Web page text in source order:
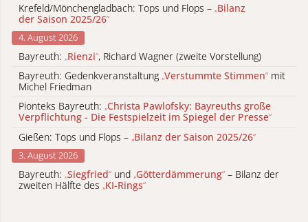
Krefeld/Mönchengladbach: Tops und Flops – „Bilanz
der Saison 2025/26“
4. August 2026
Bayreuth: „Rienzi“, Richard Wagner (zweite Vorstellung)
Bayreuth: Gedenkveranstaltung „Verstummte Stimmen“ mit
Michel Friedman
Pionteks Bayreuth: „Christa Pawlofsky: Bayreuths große
Verpflichtung - Die Festspielzeit im Spiegel der Presse“
Gießen: Tops und Flops – „Bilanz der Saison 2025/26“
3. August 2026
Bayreuth: „Siegfried“ und „Götterdämmerung“ – Bilanz der
zweiten Hälfte des „KI-Rings“